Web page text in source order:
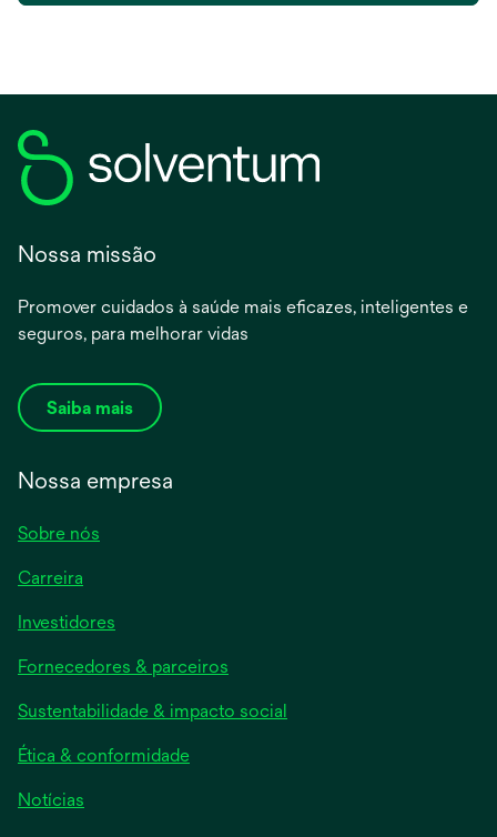
Nossa missão
Promover cuidados à saúde mais eficazes, inteligentes e
seguros, para melhorar vidas
Saiba mais
Nossa empresa
Sobre nós
Carreira
Investidores
a
new
Fornecedores & parceiros
Sustentabilidade & impacto social
Ética & conformidade
Notícias